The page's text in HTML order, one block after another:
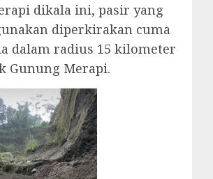
dikala ini, pasir yang
diperkirakan cuma
dalam radius 15 kilometer
Gunung Merapi.